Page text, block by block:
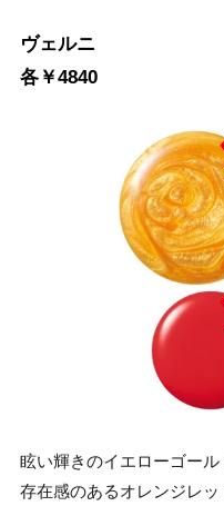
ヴェルニ
各￥4840
眩い輝きのイエローゴー
存在感のあるオレンジレ